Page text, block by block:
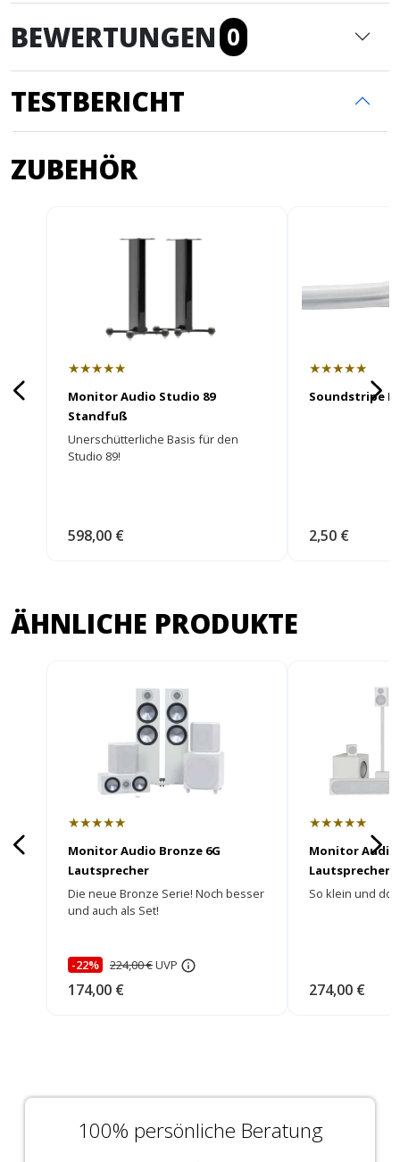
BEWERTUNGEN 0
TESTBERICHT
ZUBEHÖR
★★★★★
Monitor Audio Studio 89
Standfuß
Unerschütterliche Basis für den
Studio 89!
598,00 €
★★★★★
Soundstripe
2,50 €
ÄHNLICHE PRODUKTE
★★★★★
Monitor Audio Bronze 6G
Lautsprecher
Die neue Bronze Serie! Noch besser
und auch als Set!
-22% 224,00 €UVP
174,00 €
★★★★★
Monitor Audio
Lautsprecher
So klein und
274,00 €
100% persönliche Beratung